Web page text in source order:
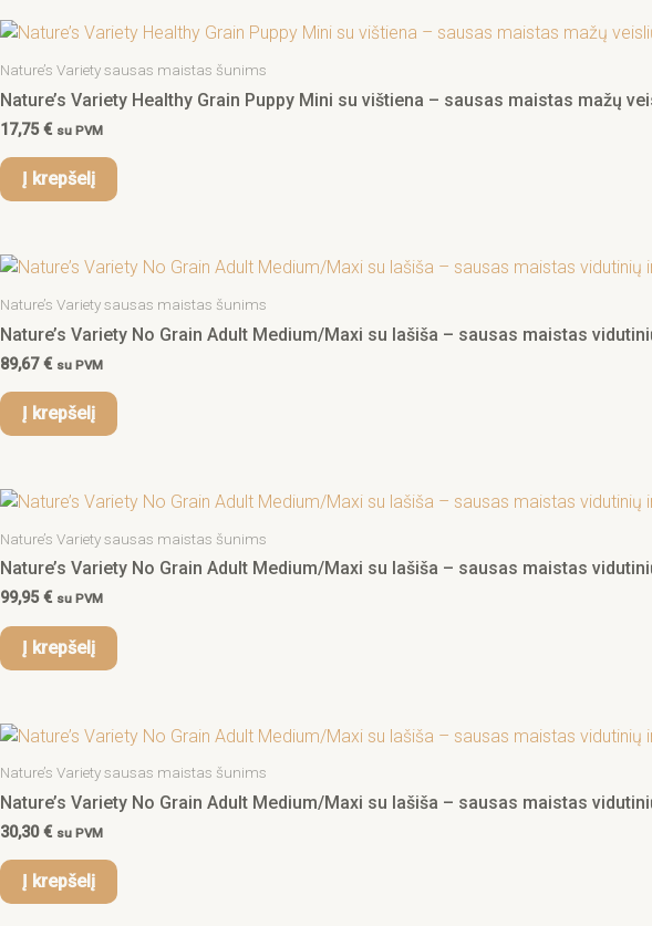
Nature’s Variety sausas maistas šunims
Nature’s Variety Healthy Grain Puppy Mini su vištiena – sausas maistas mažų
17,75€ su PVM
Į krepšelį
Nature’s Variety sausas maistas šunims
Nature’s Variety No Grain Adult Medium/Maxi su lašiša – sausas maistas
89,67€ su PVM
Į krepšelį
Nature’s Variety sausas maistas šunims
Nature’s Variety No Grain Adult Medium/Maxi su lašiša – sausas maistas
99,95€ su PVM
Į krepšelį
Nature’s Variety sausas maistas šunims
Nature’s Variety No Grain Adult Medium/Maxi su lašiša – sausas maistas
30,30€ su PVM
Į krepšelį